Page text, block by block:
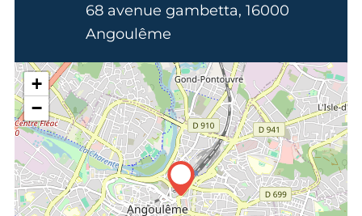
68 avenue gambetta, 16000
Angoulême
+
−